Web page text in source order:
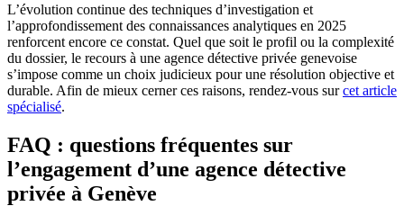
L’évolution continue des techniques d’investigation et
l’approfondissement des connaissances analytiques en 2025
renforcent encore ce constat. Quel que soit le profil ou la complexité
du dossier, le recours à une agence détective privée genevoise
s’impose comme un choix judicieux pour une résolution objective et
durable. Afin de mieux cerner ces raisons, rendez-vous surcet article
spécialisé.
FAQ : questions fréquentes sur
l’engagement d’une agence détective
privée à Genève